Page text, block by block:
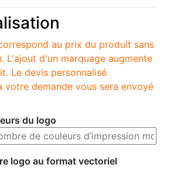
au prix du produit sans
L'ajout d'un marquage augmente
Le devis personnalisé
votre demande vous sera envoyé
du logo
logo au format vectoriel